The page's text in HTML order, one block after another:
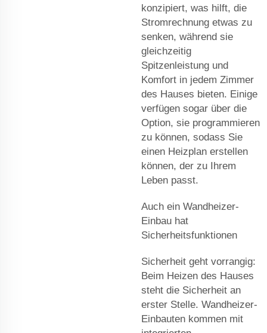
konzipiert, was hilft, die
Stromrechnung etwas zu
senken, während sie
gleichzeitig
Spitzenleistung und
Komfort in jedem Zimmer
des Hauses bieten. Einige
verfügen sogar über die
Option, sie programmieren
zu können, sodass Sie
einen Heizplan erstellen
können, der zu Ihrem
Leben passt.
Auch ein Wandheizer-
Einbau hat
Sicherheitsfunktionen
Sicherheit geht vorrangig:
Beim Heizen des Hauses
steht die Sicherheit an
erster Stelle. Wandheizer-
Einbauten kommen mit